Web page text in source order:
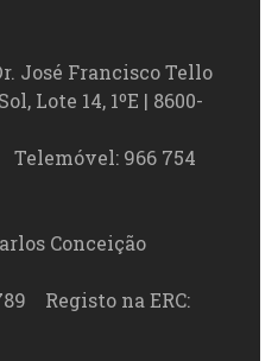
José Francisco Tello
Lote 14, 1ºE | 8600-
Telemóvel: 966 754
Conceição
Registo na ERC: